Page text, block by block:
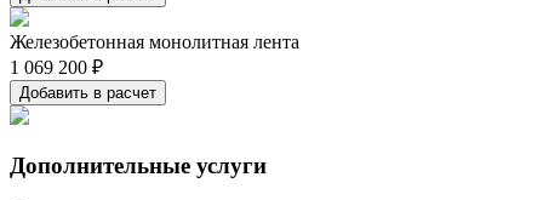
Железобетонная монолитная лента
1 069 200 ₽
Добавить в расчет
Дополнительные услуги